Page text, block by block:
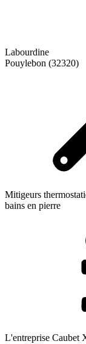
Labourdine
Pouylebon (32320)
Mitigeurs
bains en pierre
L'entreprise Caubet